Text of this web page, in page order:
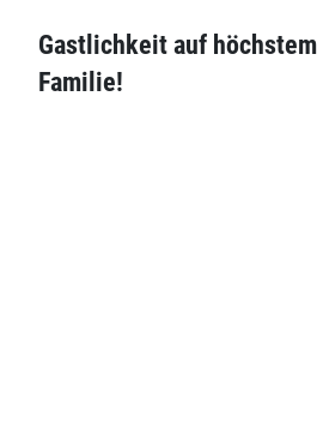
Gastlichkeit auf
Familie!